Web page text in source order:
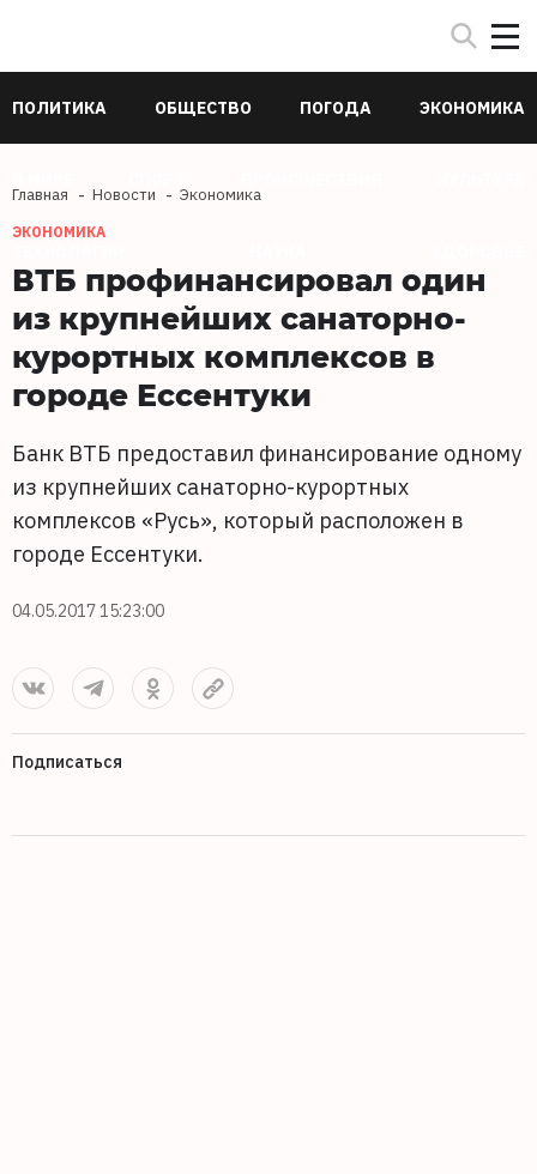
ПОЛИТИКА ОБЩЕСТВО ПОГОДА ЭКОНОМИКА
Главная Новости Экономика
ЭКОНОМИКА
ВТБ профинансировал один
из крупнейших cанаторно-
курортных комплексов в
городе Ессентуки
Банк ВТБ предоставил финансирование одному
из крупнейших санаторно-курортных
комплексов «Русь», который расположен в
городе Ессентуки.
04.05.2017 15:23:00
Подписаться